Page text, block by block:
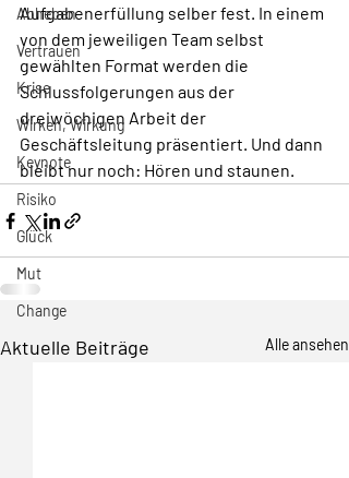
Abheben
Vertrauen
Krise
Wirken, Wirkung
Keynote
Risiko
Glück
Mut
Change
Aufgabenerfüllung selber fest. In einem
von dem jeweiligen Team selbst
gewählten Format werden die
Schlussfolgerungen aus der
dreiwöchigen Arbeit der
Geschäftsleitung präsentiert. Und dann
bleibt nur noch: Hören und staunen.
Aktuelle Beiträge Alle ansehen